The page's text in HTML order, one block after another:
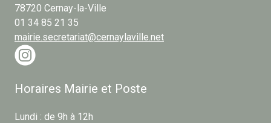
78720 Cernay-la-Ville
01 34 85 21 35
mairie.secretariat@cernaylaville.net
Horaires Mairie et Poste
Lundi : de 9h à 12h